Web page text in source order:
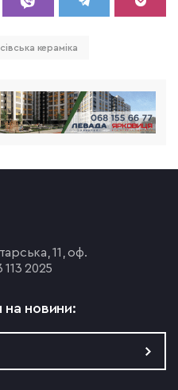
кераміка
11, оф.
113 2025
на новини: